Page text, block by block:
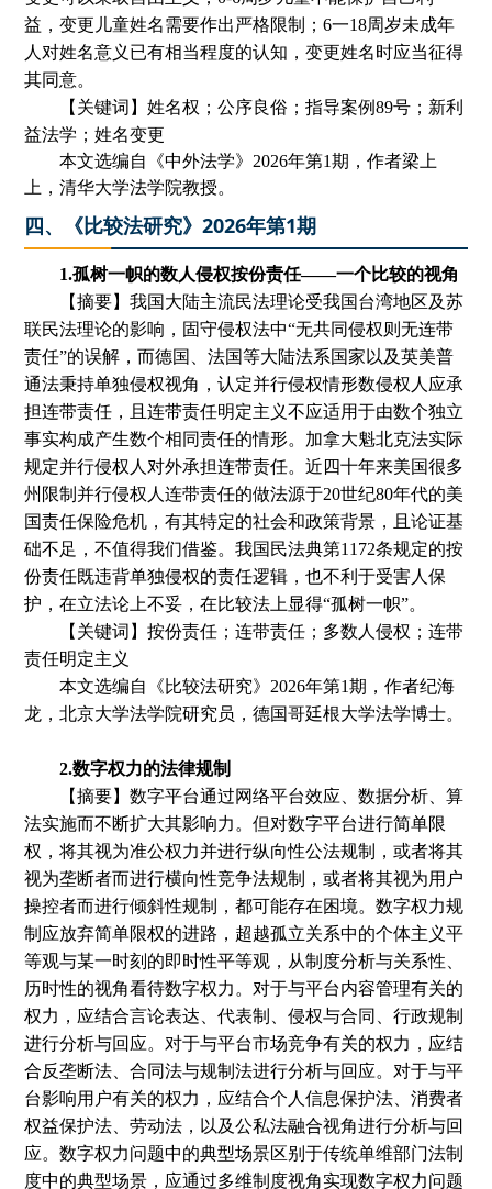
益，变更儿童姓名需要作出严格限制
；6一18周岁未成年
人对姓名意义已有相当程度的认知，变更姓名时应当征得
其同意。
【关键词】姓名权；公序良俗；指导案例89号；新利
益法学；姓名变更
本文选编自《中外法学》 2026年第1期 ，作者梁上
上 ，清华大学法学院教授。
四、《比较法研究》2026年第1期
1.孤树一帜的数人侵权按份责任——一个比较的视角
【摘要】我国大陆主流民法理论受我国台湾地区及苏
联民法理论的影响，固守侵权法中“无共同侵权则无连带
责任”的误解，而德国、法国等大陆法系国家以及英美普
通法秉持单独侵权视角，认定并行侵权情形数侵权人应承
担连带责任，且连带责任明定主义不应适用于由数个独立
事实构成产生数个相同责任的情形。加拿大魁北克法实际
规定并行侵权人对外承担连带责任。近四十年来美国很多
州限制并行侵权人连带责任的做法源于20世纪80年代的美
国责任保险危机，有其特定的社会和政策背景，且论证基
础不足，不值得我们借鉴。我国民法典第1172条规定的按
份责任既违背单独侵权的责任逻辑，也不利于受害人保
护，在立法论上不妥，在比较法上显得“孤树一帜”。
【关键词】按份责任；连带责任；多数人侵权；连带
责任明定主义
本文选编自
《比较法研究》 2026年第1期 ，作者纪海
龙 ，北京大学法学院研究员，德国哥廷根大学法学博士。
2.数字权力的法律规制
【摘要】数字平台通过网络平台效应、数据分析、算
法实施而不断扩大其影响力。但对数字平台进行简单限
权，将其视为准公权力并进行纵向性公法规制，或者将其
视为垄断者而进行横向性竞争法规制，或者将其视为用户
操控者而进行倾斜性规制，都可能存在困境。数字权力规
制应放弃简单限权的进路，超越孤立关系中的个体主义平
等观与某一时刻的即时性平等观，从制度分析与关系性、
历时性的视角看待数字权力。对于与平台内容管理有关的
权力，应结合言论表达、代表制、侵权与合同、行政规制
进行分析与回应。对于与平台市场竞争有关的权力，应结
合反垄断法、合同法与规制法进行分析与回应。对于与平
台影响用户有关的权力，应结合个人信息保护法、消费者
权益保护法、劳动法，以及公私法融合视角进行分析与回
应。数字权力问题中的典型场景区别于传统单维部门法制
度中的典型场景，应通过多维制度视角实现数字权力问题